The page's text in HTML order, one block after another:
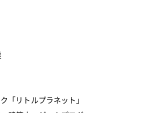
「リトルプラネット」